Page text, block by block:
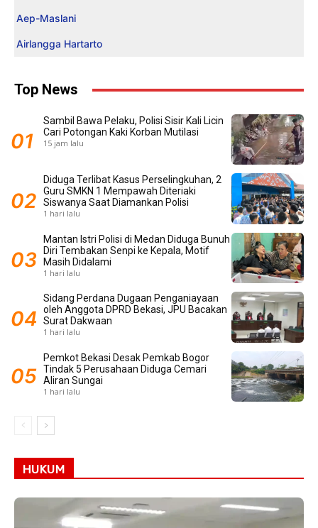
Aep-Maslani
Airlangga Hartarto
Top News
Sambil Bawa Pelaku, Polisi Sisir Kali Licin
Cari Potongan Kaki Korban Mutilasi
15 jam lalu
Diduga Terlibat Kasus Perselingkuhan, 2
Guru SMKN 1 Mempawah Diteriaki
Siswanya Saat Diamankan Polisi
1 hari lalu
Mantan Istri Polisi di Medan Diduga Bunuh
Diri Tembakan Senpi ke Kepala, Motif
Masih Didalami
1 hari lalu
Sidang Perdana Dugaan Penganiayaan
oleh Anggota DPRD Bekasi, JPU Bacakan
Surat Dakwaan
1 hari lalu
Pemkot Bekasi Desak Pemkab Bogor
Tindak 5 Perusahaan Diduga Cemari
Aliran Sungai
1 hari lalu
HUKUM